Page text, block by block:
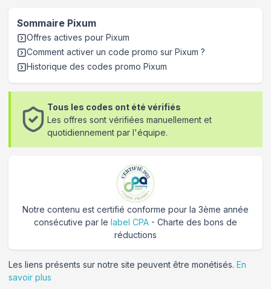
Sommaire Pixum
Offres actives pour Pixum
Comment activer un code promo sur Pixum ?
Historique des codes promo Pixum
Tous les codes ont été vérifiés
Les offres sont vérifiées manuellement et
quotidiennement par l'équipe.
Notre contenu est certifié conforme pour la 3ème année
consécutive par le label CPA - Charte des bons de
réductions
Les liens présents sur notre site peuvent être monétisés. En
savoir plus